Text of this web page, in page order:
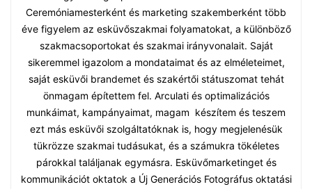
Ceremóniamesterként és marketing szakemberként több
éve figyelem az esküvőszakmai folyamatokat, a különböző
szakmacsoportokat és szakmai irányvonalait. Saját
sikeremmel igazolom a mondataimat és az elméleteimet,
saját esküvői brandemet és szakértői státuszomat tehát
önmagam építettem fel. Arculati és optimalizációs
munkáimat, kampányaimat, magam készítem és teszem
ezt más esküvői szolgáltatóknak is, hogy megjelenésük
tükrözze szakmai tudásukat, és a számukra tökéletes
párokkal találjanak egymásra. Esküvőmarketinget és
kommunikációt oktatok a Új Generációs Fotográfus oktatási